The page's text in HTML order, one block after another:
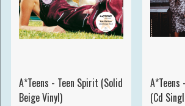
A*Teens - Teen Spirit (Solid
Beige Vinyl)
A*Teens
(Cd